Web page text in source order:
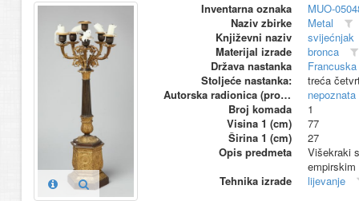
Inventarna oznaka
MUO-
Naziv zbirke
Metal
Književni naziv
svijećnjak
Materijal izrade
bronca
Država nastanka
Francuska
Stoljeće nastanka:
treća
Autorska radionica (proizvođač)
nepoznata
Broj komada
1
Visina 1 (cm)
77
Širina 1 (cm)
27
Opis predmeta
Višekraki
Tehnika izrade
lijevanje